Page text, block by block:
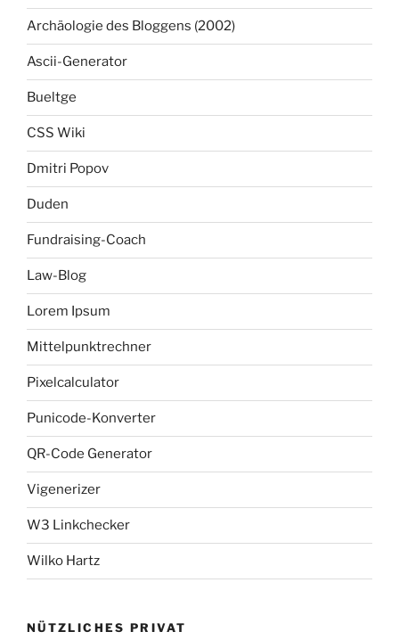
Archäologie des Bloggens (2002)
Ascii-Generator
Bueltge
CSS Wiki
Dmitri Popov
Duden
Fundraising-Coach
Law-Blog
Lorem Ipsum
Mittelpunktrechner
Pixelcalculator
Punicode-Konverter
QR-Code Generator
Vigenerizer
W3 Linkchecker
Wilko Hartz
NÜTZLICHES PRIVAT